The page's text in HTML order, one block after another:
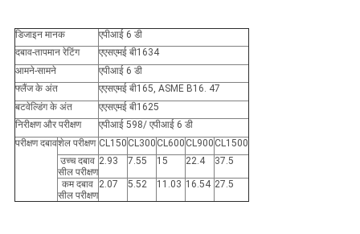
डिजाइन मानक
एपीआई 6 डी
दबाव-तापमान रेटिंग
एएसएमई बी1634
आमने-सामने
एपीआई 6 डी
फ्लैंज के अंत
एएसएमई बी165, ASME B16. 47
बटवेल्डिंग के अंत
एएसएमई बी1625
निरीक्षण और परीक्षण
एपीआई 598/ एपीआई 6 डी
परीक्षण दबावशेल परीक्षण CL150 CL300 CL600 CL900 CL1500
उच्च दबाव
सील परीक्षण
2.93 7.55 15 22.4 37.5
कम दबाव
सील परीक्षण
2.07 5.52 11.03 16.54 27.5